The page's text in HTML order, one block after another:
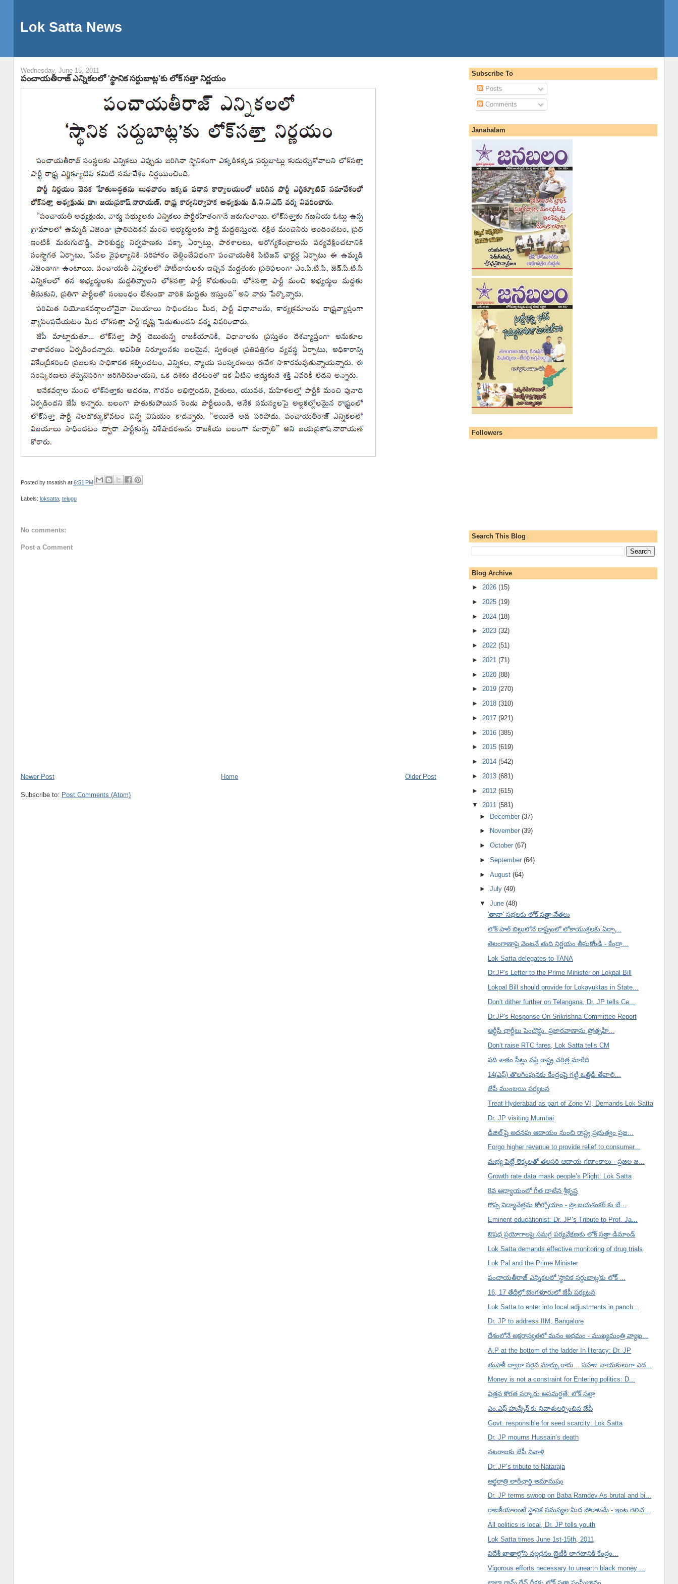
Lok Satta News
Wednesday, June 15, 2011
పంచాయతీరాజ్ ఎన్నికలలో 'స్థానిక సర్దుబాట్ల'కు లోక్ సత్తా నిర్ణయం
Posted by tnsatish at 6:51 PM
Labels: loksatta, telugu
No comments:
Post a Comment
Newer Post Older Post
Home
Subscribe to: Post Comments (Atom)
Subscribe To
Posts
Comments
Janabalam
Followers
Search This Blog
Blog Archive
► 2026 (15)
► 2025 (19)
► 2024 (18)
► 2023 (32)
► 2022 (51)
► 2021 (71)
► 2020 (88)
► 2019 (270)
► 2018 (310)
► 2017 (921)
► 2016 (385)
► 2015 (619)
► 2014 (542)
► 2013 (681)
► 2012 (615)
▼ 2011 (581)
► December(37)
►
November(39)
►October(67)
►September(64)
►August(64)
►July(49)
▼June(48)
'తానా' సభలకు లోక్ సత్తా నేతలు
లోక్ పాల్ బిల్లులోనే రాష్ట్రంలో లోకాయుక్తలకు ఏర్పా...
తెలంగాణాపై వెంటనే తుది నిర్ణయం తీసుకోండి - కేంద్రా...
Lok Satta delegates to TANA
Dr.JP's Letter to the Prime Minister on Lokpal Bill
Lokpal Bill should provide for Lokayuktas in State...
Don’t dither further on Telangana, Dr. JP tells Ce...
Dr.JP's Response On Srikrishna Committee Report
ఆర్టీసీ ఛార్జీలు పెంచొద్దు. ప్రజారవాణాను ప్రోత్సహి...
Don’t raise RTC fares, Lok Satta tells CM
పది శాతం సీట్లు వస్తే రాష్ట్ర చరిత్ర మారేది
14(ఎఫ్) తొలగింపునకు కేంద్రంపై గట్టి ఒత్తిడి తేవాలి...
జేపీ ముంబయి పర్యటన
Treat Hyderabad as part of Zone VI, Demands Lok Satta
Dr. JP visiting Mumbai
డీజిల్ పై అదనపు ఆదాయం నుంచి రాష్ట్ర ప్రభుత్వం ప్రజ...
Forgo higher revenue to provide relief to consumer...
మభ్య పెట్టే లెక్కలతో తలసరి ఆదాయ గణాంకాలు - ప్రజల జ...
Growth rate data mask people’s Plight: Lok Satta
8వ అధ్యాయంలో గీత దాటిన శ్రీకృష్ణ
గొప్ప విద్యావేత్తను కోల్పోయాం - ప్రొ.జయశంకర్ కు జే...
Eminent educationist: Dr. JP’s Tribute to Prof. Ja...
ఔషధ ప్రయోగాలపై సమగ్ర పర్యవేక్షణకు లోక్ సత్తా డిమాండ్
Lok Satta demands effective monitoring of drug trials
Lok Pal and the Prime Minister
పంచాయతీరాజ్ ఎన్నికలలో 'స్థానిక సర్దుబాట్ల'కు లోక్ ...
16, 17 తేదీల్లో బెంగళూరులో జేపీ పర్యటన
Lok Satta to enter into local adjustments in panch...
Dr. JP to address IIM, Bangalore
దేశంలోనే అక్షరాస్యతలో మనం అథమం - ముఖ్యమంత్రి వ్యాఖ...
A.P at the bottom of the ladder In literacy: Dr. JP
తుపాకీ ద్వారా సరైన మార్పు రాదు... సహజ నాయకులుగా ఎద...
Money is not a constraint for Entering politics: D...
విత్తన కొరత సర్కారు అసమర్థతే: లోక్ సత్తా
ఎం.ఎఫ్ హుస్సేన్ కు నివాళులర్పించిన జేపీ
Govt. responsible for seed scarcity: Lok Satta
Dr. JP mourns Hussain’s death
నటరాజకు జేపీ నివాళి
Dr. JP’s tribute to Nataraja
అర్థరాత్రి లాఠీఛార్జి అమానుషం
Dr. JP terms swoop on Baba Ramdev As brutal and bi...
రాజకీయాలంటే స్థానిక సమస్యల మీద పోరాటమే - ఇంట గెలిచ...
All politics is local, Dr. JP tells youth
Lok Satta times June 1st-15th, 2011
విదేశీ ఖాతాల్లోని నల్లధనం బైటికి లాగటానికి కేంద్రం...
Vigorous efforts necessary to unearth black money ...